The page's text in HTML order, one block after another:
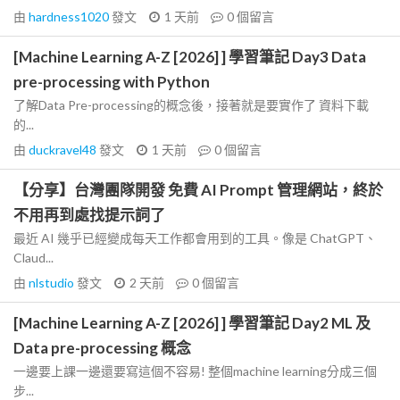
由 hardness1020發文 1 天前 0個留言
[Machine Learning A-Z [2026] ] 學習筆記 Day3 Data
pre-processing with Python
了解Data Pre-processing的概念後，接著就是要實作了 資料下載
的...
由 duckravel48 發文 1 天前 0個留言
【分享】台灣團隊開發 免費 AI Prompt 管理網站，終於
不用再到處找提示詞了
最近 AI 幾乎已經變成每天工作都會用到的工具。像是 ChatGPT、
Claud...
由 nlstudio 發文 2 天前 0個留言
[Machine Learning A-Z [2026] ] 學習筆記 Day2 ML 及
Data pre-processing 概念
一邊要上課一邊還要寫這個不容易! 整個machine learning分成三個
步...